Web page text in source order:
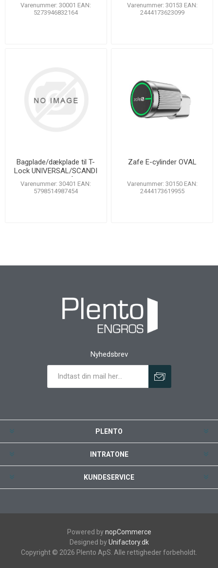
Varenummer: 30001 EAN:
5273946832164
Varenummer: 30153 EAN:
2444173623099
Bagplade/dækplade til T-
Lock UNIVERSAL/SCANDI
39mm, rustfrit stål, 2 stk.
Varenummer: 30401 EAN:
5798514987454
Zafe E-cylinder OVAL
Varenummer: 30150 EAN:
2444173619955
Nyhedsbrev
PLENTO
INTRATONE
KUNDESERVICE
Powered bynopCommerce
Designed byUnifactory.dk
Copyright © 2026 Plento ApS. Alle rettigheder forbeholdt.